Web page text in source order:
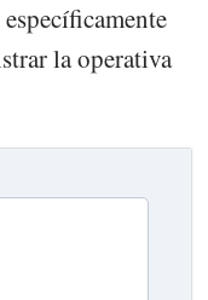
la operativa